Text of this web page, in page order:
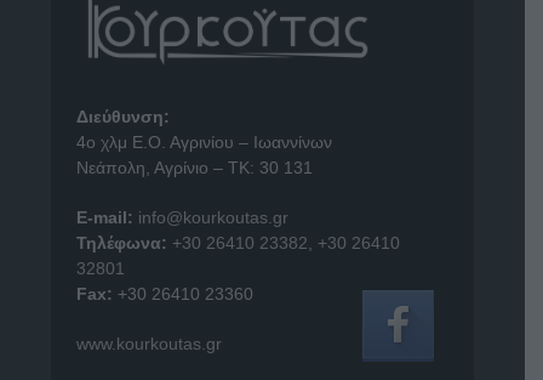
Διεύθυνση:
4o χλμ Ε.Ο. Αγρινίου – Ιωαννίνων
Νεάπολη, Αγρίνιο – ΤΚ: 30 131
E-mail: info@kourkoutas.gr
Τηλέφωνα: +30 26410 23382
+30 26410
32801
Fax: +30 26410 23360
www.kourkoutas.gr